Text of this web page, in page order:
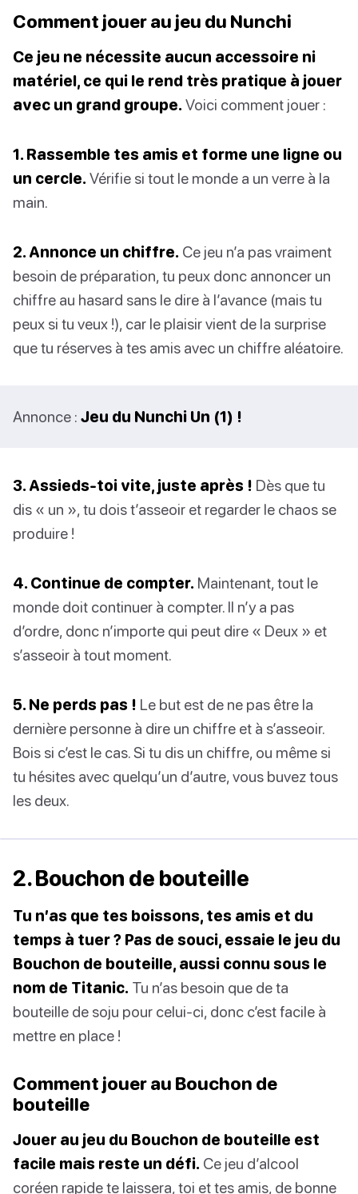
Comment jouer au jeu du Nunchi
Ce jeu ne nécessite aucun accessoire ni
matériel, ce qui le rend très pratique à jouer
avec un grand groupe. Voici comment jouer :
1. Rassemble tes amis et forme une ligne ou
un cercle. Vérifie si tout le monde a un verre à la
main.
2. Annonce un chiffre. Ce jeu n’a pas vraiment
besoin de préparation, tu peux donc annoncer un
chiffre au hasard sans le dire à l’avance (mais tu
peux si tu veux !), car le plaisir vient de la surprise
que tu réserves à tes amis avec un chiffre aléatoire.
Annonce : Jeu du Nunchi Un (1) !
3. Assieds-toi vite, juste après ! Dès que tu
dis « un », tu dois t’asseoir et regarder le chaos se
produire !
4. Continue de compter. Maintenant, tout le
monde doit continuer à compter. Il n’y a pas
d’ordre, donc n’importe qui peut dire « Deux » et
s’asseoir à tout moment.
5. Ne perds pas ! Le but est de ne pas être la
dernière personne à dire un chiffre et à s’asseoir.
Bois si c’est le cas. Si tu dis un chiffre, ou même si
tu hésites avec quelqu’un d’autre, vous buvez tous
les deux.
2. Bouchon de bouteille
Tu n’as que tes boissons, tes amis et du
temps à tuer ? Pas de souci, essaie le jeu du
Bouchon de bouteille, aussi connu sous le
nom de Titanic. Tu n’as besoin que de ta
bouteille de soju pour celui-ci, donc c’est facile à
mettre en place !
Comment jouer au Bouchon de
bouteille
Jouer au jeu du Bouchon de bouteille est
facile mais reste un défi. Ce jeu d’alcool
coréen rapide te laissera, toi et tes amis, de bonne